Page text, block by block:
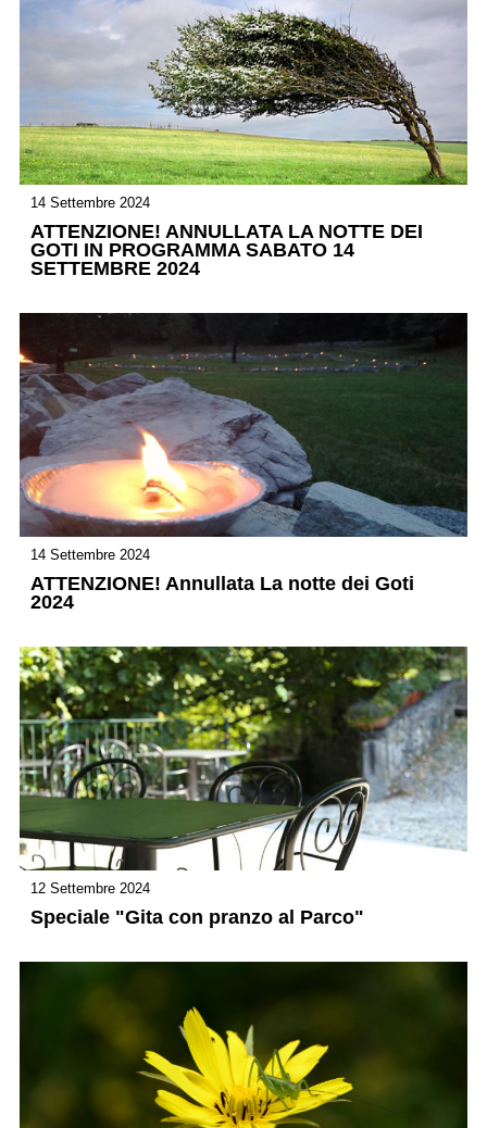
14 Settembre 2024
ATTENZIONE! ANNULLATA LA NOTTE DEI
GOTI IN PROGRAMMA SABATO 14
SETTEMBRE 2024
14 Settembre 2024
ATTENZIONE! Annullata La notte dei Goti
2024
12 Settembre 2024
Speciale "Gita con pranzo al Parco"